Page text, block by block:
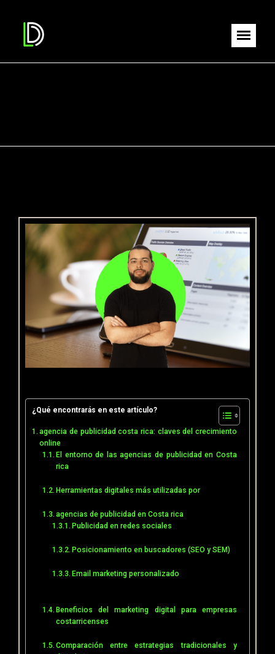
¿Qué encontrarás en este artículo?
agencia de publicidad costa rica: claves del crecimiento
online
El entorno de las agencias de publicidad en Costa
rica
Herramientas digitales más utilizadas por
agencias de publicidad en Costa rica
Publicidad en redes sociales
Posicionamiento en buscadores (SEO y SEM)
Email marketing personalizado
Beneficios del marketing digital para empresas
costarricenses
Comparación entre estrategias tradicionales y